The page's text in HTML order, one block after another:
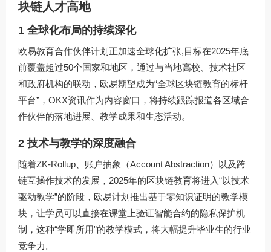
块链人才高地
1 全球化布局的持续深化
欧易教育合作伙伴计划正加速全球化扩张,目标在2025年底
前覆盖超过50个国家和地区，通过与当地高校、技术社区
和政府机构的联动，欧易期望成为“全球区块链教育的标杆
平台”，OKX资讯作为内容窗口，将持续跟踪报道各区域合
作伙伴的落地进展、教学成果和生态活动。
2 技术与教学的深度融合
随着ZK-Rollup、账户抽象（Account Abstraction）以及跨
链互操作技术的发展，2025年的区块链教育将进入“以技术
驱动教学”的阶段，欧易计划推出基于零知识证明的教学模
块，让学员可以直接在课堂上验证智能合约的隐私保护机
制，这种“学即所用”的教学模式，将大幅提升毕业生的行业
竞争力。